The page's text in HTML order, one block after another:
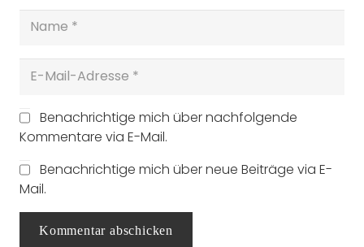
Benachrichtige mich über nachfolgende
Kommentare via E-Mail.
Benachrichtige mich über neue Beiträge via E-
Mail.
Kommentar abschicken